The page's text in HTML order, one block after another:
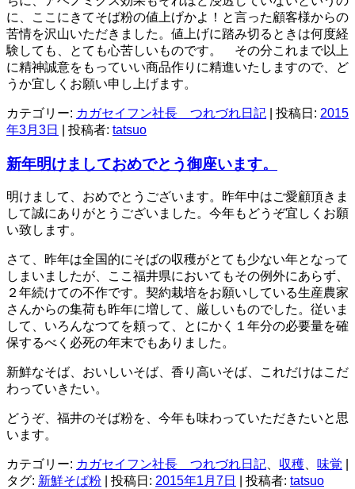
に、ここにきてそば粉の値上げかよ！と言った顧客様からの
苦情を沢山いただきました。値上げに踏み切るときは何度経
験しても、とても心苦しいものです。 その分これまで以上
に精神誠意をもっていい商品作りに精進いたしますので、ど
うか宜しくお願い申し上げます。
カテゴリー: カガセイフン社長 つれづれ日記 | 投稿日: 2015
年3月3日
投稿者: tatsuo
新年明けましておめでとう御座います。
明けまして、おめでとうございます。昨年中はご愛顧頂きま
して誠にありがとうございました。今年もどうぞ宜しくお願
い致します。
さて、昨年は全国的にそばの収穫がとても少ない年となって
しまいましたが、ここ福井県においてもその例外にあらず、
２年続けての不作です。契約栽培をお願いしている生産農家
さんからの集荷も昨年に増して、厳しいものでした。従いま
して、いろんなつてを頼って、とにかく１年分の必要量を確
保するべく必死の年末でもありました。
新鮮なそば、おいしいそば、香り高いそば、これだけはこだ
わっていきたい。
どうぞ、福井のそば粉を、今年も味わっていただきたいと思
います。
カテゴリー: カガセイフン社長 つれづれ日記、 収穫、 味覚
タグ: 新鮮そば粉 | 投稿日: 2015年1月7日 投稿者: tatsuo